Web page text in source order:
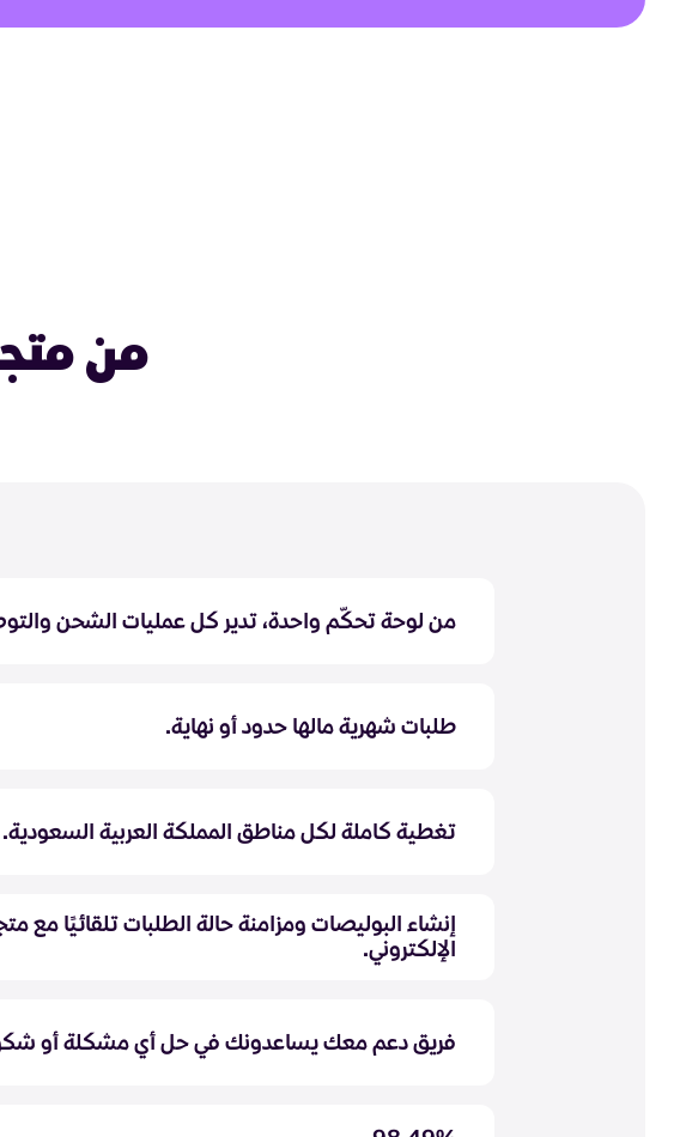
من
من لوحة تحكّم واحدة، تدير كل عمليات الشحن
طلبات شهرية مالها حدود أو نهاية.
تغطية كاملة لكل مناطق المملكة العربية السعودية.
إنشاء البوليصات ومزامنة حالة الطلبات تلقائيًا مع
الإلكتروني.
فريق دعم معك يساعدونك في حل أي مشكلة أو